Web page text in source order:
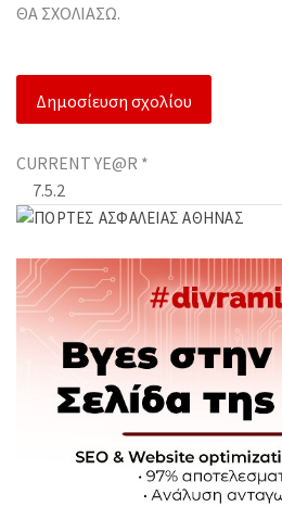
ΘΑ ΣΧΟΛΙΆΣΩ.
CURRENT YE@R *